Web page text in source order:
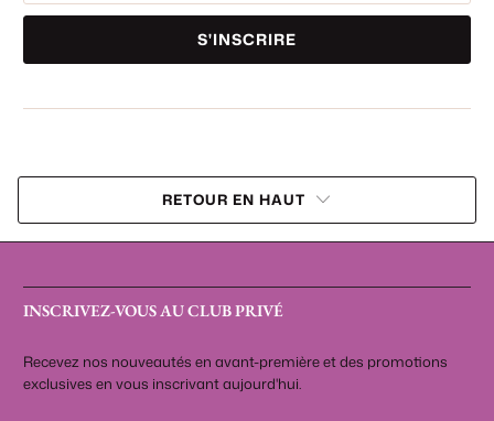
RETOUR EN HAUT
INSCRIVEZ-VOUS AU CLUB PRIVÉ
Recevez nos nouveautés en avant-première et des promotions
exclusives en vous inscrivant aujourd'hui.